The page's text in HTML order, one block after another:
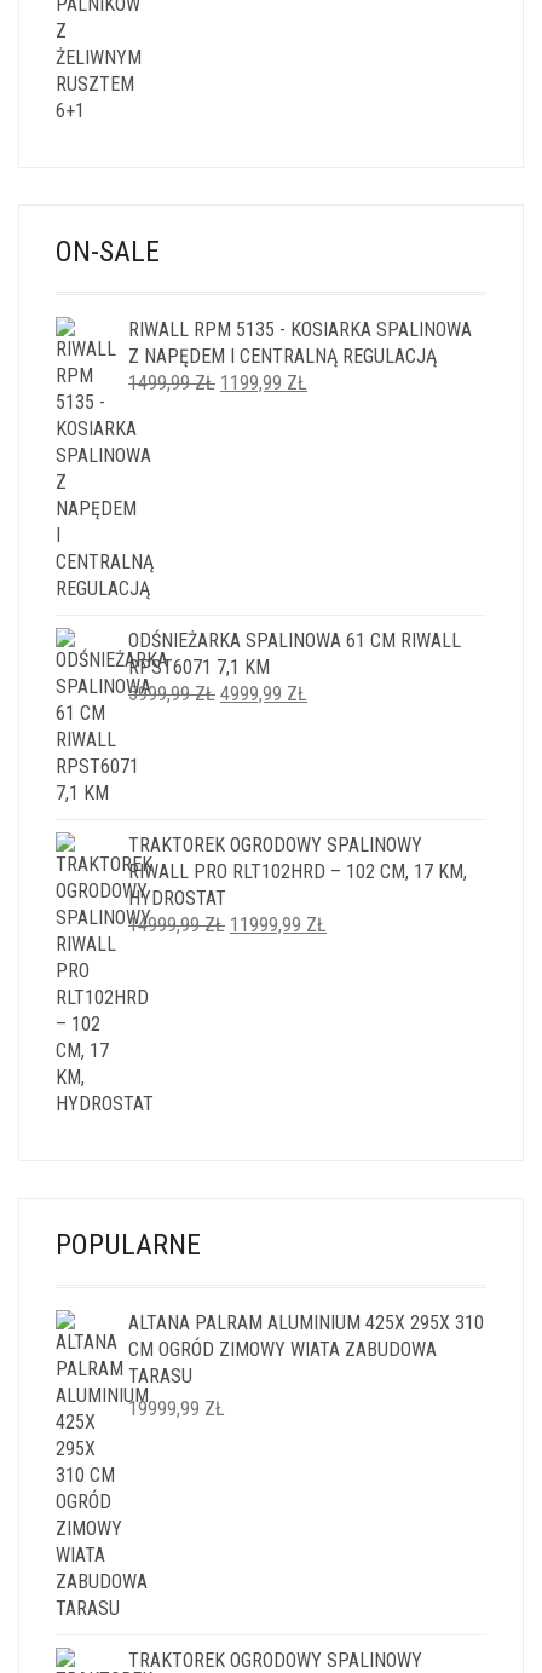
ON-SALE
RIWALL RPM 5135 - KOSIARKA SPALINOWA
Z NAPĘDEM I CENTRALNĄ REGULACJĄ
1499,99ZŁ PIERWOTNA
1199,99 ZŁ
ODŚNIEŻARKA SPALINOWA 61 CM RIWALL
RPST6071 7,1 KM
5999,99ZŁ PIERWOTNA
4999,99 ZŁ
TRAKTOREK OGRODOWY SPALINOWY
RIWALL PRO RLT102HRD – 102 CM, 17 KM,
HYDROSTAT
14999,99ZŁ PIERWOTNA
11999,99 ZŁ
POPULARNE
ALTANA PALRAM ALUMINIUM 425X 295X 310
CM OGRÓD ZIMOWY WIATA ZABUDOWA
TARASU
19999,99 ZŁ
TRAKTOREK OGRODOWY SPALINOWY